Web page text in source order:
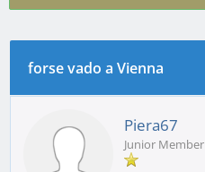
forse vado a Vienna
Piera67
Junior Member